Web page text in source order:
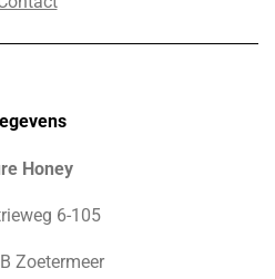
Honey
6-105
Zoetermeer